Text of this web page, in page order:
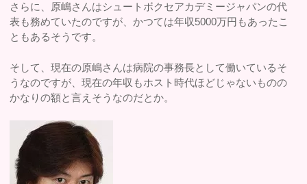
さらに、原嶋さんはシュートボクセアカデミージャパンの代
表も務めていたのですが、かつては年収5000万円もあったこ
ともあるそうです。
そして、現在の原嶋さんは病院の事務長として働いているそ
うなのですが、現在の年収もホスト時代ほどじゃないものの
かなりの額と言えそうなのだとか。